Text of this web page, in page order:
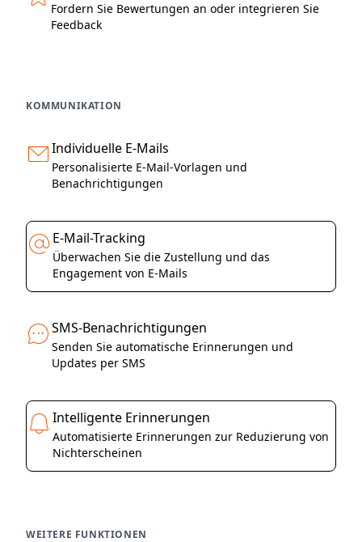
Fordern Sie Bewertungen an oder integrieren Sie
Feedback
KOMMUNIKATION
Individuelle E-Mails
Personalisierte E-Mail-Vorlagen und
Benachrichtigungen
E-Mail-Tracking
Überwachen Sie die Zustellung und das
Engagement von E-Mails
SMS-Benachrichtigungen
Senden Sie automatische Erinnerungen und
Updates per SMS
Intelligente Erinnerungen
Automatisierte Erinnerungen zur Reduzierung von
Nichterscheinen
WEITERE FUNKTIONEN